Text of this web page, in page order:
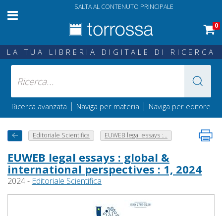
SALTA AL CONTENUTO PRINCIPALE
0
LA TUA LIBRERIA DIGITALE DI RICERCA
Ricerca avanzata | Naviga per materia | Naviga per editore
Editoriale Scientifica EUWEB legal essays :...
EUWEB legal essays : global &
international perspectives : 1, 2024
2024 - Editoriale Scientifica